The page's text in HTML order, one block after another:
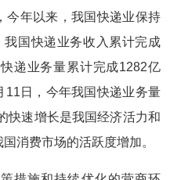
今年以来，我国快递业保持
国快递业务收入累计完成
递业务量累计完成1282亿
11日，今年我国快递业务量
快速增长是我国经济活力和
消费市场的活跃度增加。